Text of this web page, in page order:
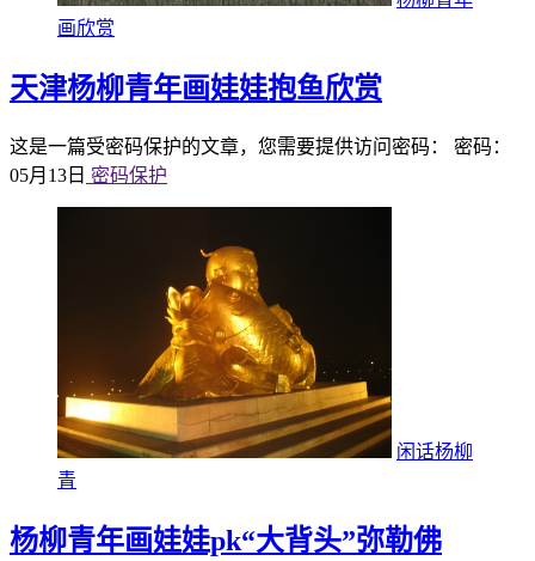
画欣赏
天津杨柳青年画娃娃抱鱼欣赏
这是一篇受密码保护的文章，您需要提供访问密码： 密码：
05月13日 密码保护
闲话杨柳
青
杨柳青年画娃娃pk“大背头”弥勒佛